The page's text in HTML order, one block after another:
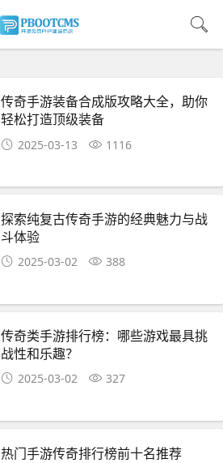
传奇手游装备合成版攻略大全，助你
轻松打造顶级装备
2025-03-13 1116
探索纯复古传奇手游的经典魅力与战
斗体验
2025-03-02 388
传奇类手游排行榜：哪些游戏最具挑
战性和乐趣？
2025-03-02 327
热门手游传奇排行榜前十名推荐